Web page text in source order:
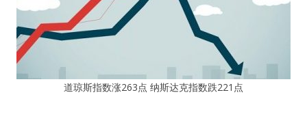
道琼斯指数涨263点 纳斯达克指数跌221点